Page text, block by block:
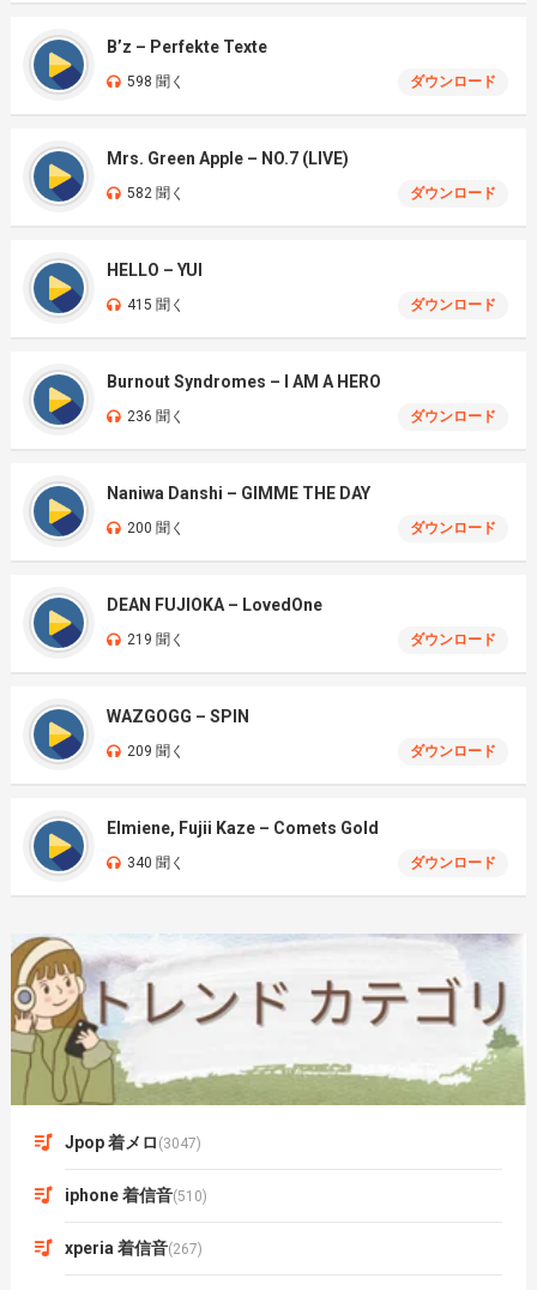
B’z – Perfekte Texte
598 聞く ダウンロード
Mrs. Green Apple – NO.7 (LIVE)
582 聞く ダウンロード
HELLO – YUI
415 聞く ダウンロード
Burnout Syndromes – I AM A HERO
236 聞く ダウンロード
Naniwa Danshi – GIMME THE DAY
200 聞く ダウンロード
DEAN FUJIOKA – LovedOne
219 聞く ダウンロード
WAZGOGG – SPIN
209 聞く ダウンロード
Elmiene, Fujii Kaze – Comets Gold
340 聞く ダウンロード
Jpop 着メロ (3047)
iphone 着信音(510)
xperia 着信音(267)